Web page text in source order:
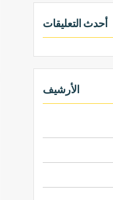
أحدث التعليقات
الأرشيف